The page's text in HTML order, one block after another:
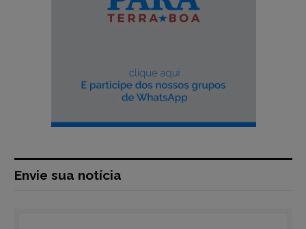
Envie sua notícia